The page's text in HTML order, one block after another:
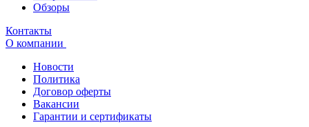
Обзоры
Контакты
О компании
Новости
Политика
Договор оферты
Вакансии
Гарантии и сертификаты